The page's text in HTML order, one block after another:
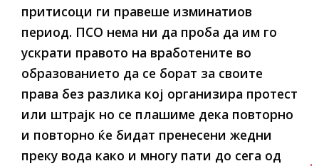
притисоци ги правеше изминатиов
период. ПСО нема ни да проба да им го
ускрати правото на вработените во
образованието да се борат за своите
права без разлика кој организира протест
или штрајк но се плашиме дека повторно
и повторно ќе бидат пренесени жедни
преку вода како и многу пати до сега од